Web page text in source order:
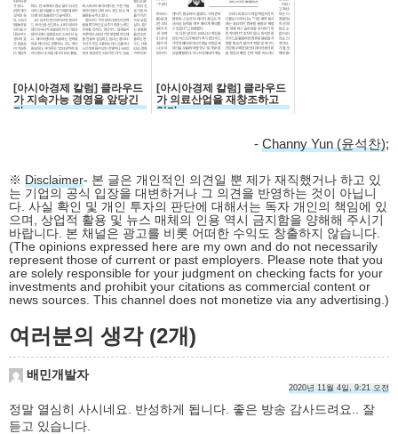
[아시아경제 칼럼] 클라우드
가 지속가능 경영을 앞당긴
다
[아시아경제 칼럼] 클라우드
가 의료산업을 재창조하고
있다
- Channy Yun (윤석찬);
※ Disclaimer- 본 글은 개인적인 의견일 뿐 제가 재직했거나 하고 있
는 기업의 공식 입장을 대변하거나 그 의견을 반영하는 것이 아닙니
다. 사실 확인 및 개인 투자의 판단에 대해서는 독자 개인의 책임에 있
으며, 상업적 활용 및 뉴스 매체의 인용 역시 금지함을 양해해 주시기
바랍니다. 본 채널은 광고를 비롯 어떠한 수익도 창출하지 않습니다.
(The opinions expressed here are my own and do not necessarily
represent those of current or past employers. Please note that you
are solely responsible for your judgment on checking facts for your
investments and prohibit your citations as commercial content or
news sources. This channel does not monetize via any advertising.)
여러분의 생각 (2개)
배민개발자
2020년 11월 4일, 9:21 오전
정말 열심히 사시네요. 반성하게 됩니다. 좋은 방송 감사드려요.. 잘
듣고 있습니다.